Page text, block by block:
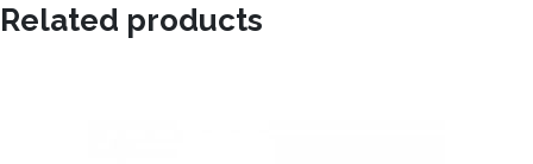
Related products